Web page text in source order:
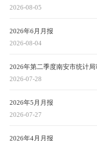
2026-08-05
2026年6月月报
2026-08-04
2026年第二季度南安市统计
2026-07-28
2026年5月月报
2026-07-27
2026年4月月报